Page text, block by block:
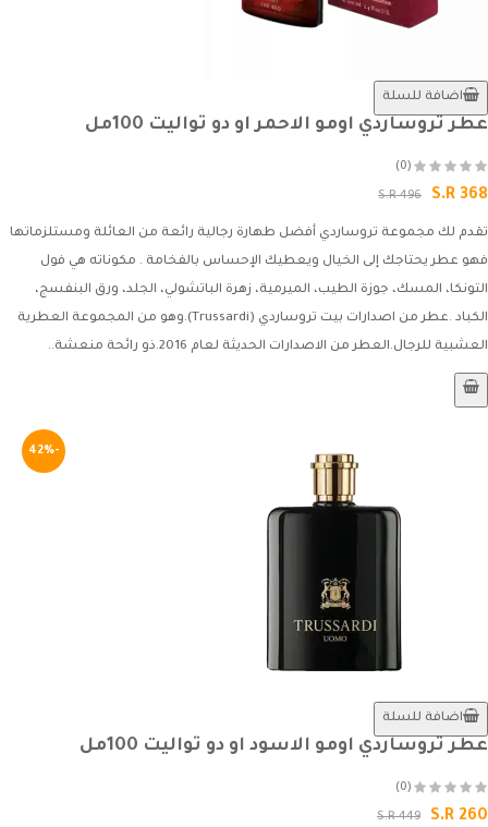
اضافة للسلة
عطر تروساردي اومو الاحمر او دو تواليت 100مل
(0)
S.R 368
S.R 496
تقدم لك مجموعة تروساردي أفضل طهارة رجالية رائعة من العائلة ومستلزماتها
فهو عطر يحتاجك إلى الخيال ويعطيك الإحساس بالفخامة . مكوناته هي فول
التونكا، المسك، جوزة الطيب، الميرمية، زهرة الباتشولي، الجلد، ورق البنفسج،
الكباد .عطر من اصدارات بيت تروساردي (Trussardi).وهو من المجموعة العطرية
العشبية للرجال.العطر من الاصدارات الحديثة لعام 2016.ذو رائحة منعشة..
-42%
اضافة للسلة
عطر تروساردي اومو الاسود او دو تواليت 100مل
(0)
S.R 260
S.R 449